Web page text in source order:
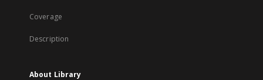
Coverage
Description
About Library